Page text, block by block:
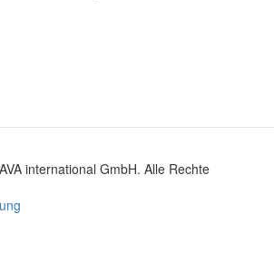
international GmbH. Alle Rechte